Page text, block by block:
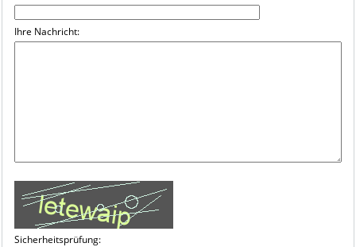
Ihre Nachricht:
Sicherheitsprüfung: